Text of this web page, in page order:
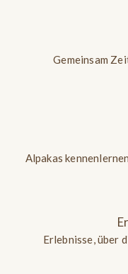
Gemeinsam
Alpakas
Erlebnisse, über